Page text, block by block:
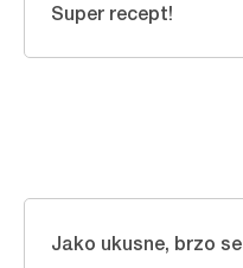
Super recept!
Jako ukusne, brzo